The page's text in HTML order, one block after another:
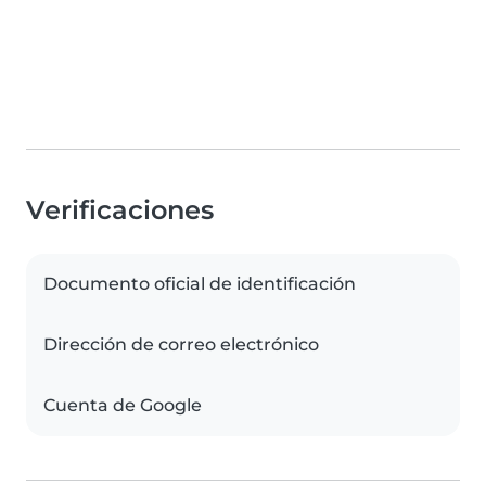
Verificaciones
Documento oficial de identificación
Dirección de correo electrónico
Cuenta de Google